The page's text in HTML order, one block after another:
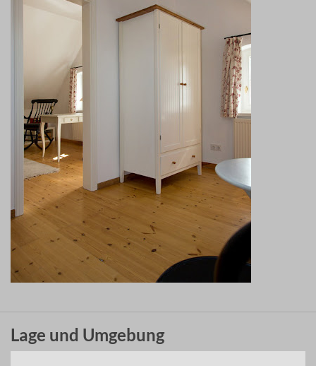
Lage und Umgebung